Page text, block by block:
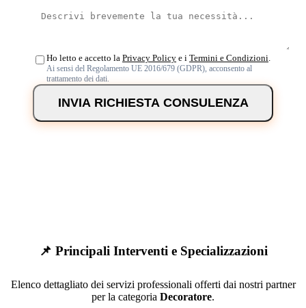
Ho letto e accetto la Privacy Policy e i Termini e Condizioni
Ai sensi del Regolamento UE 2016/679 (GDPR), acconsento al
trattamento dei dati.
INVIA RICHIESTA CONSULENZA
📌 Principali Interventi e Specializzazioni
Elenco dettagliato dei servizi professionali offerti dai nostri partner
per la categoria Decoratore.